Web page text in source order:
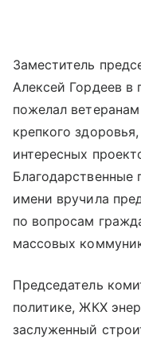
Заместитель
Алексей Гордеев в
пожелал
крепкого
интересных
Благодарственные
имени вручила
по вопросам
массовых
Председатель
политике, ЖКХ
заслуженный